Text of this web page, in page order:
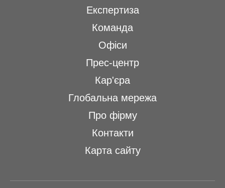
Експертиза
Команда
Офіси
Прес-центр
Кар'єра
Глобальна мережа
Про фірму
Контакти
Карта сайту